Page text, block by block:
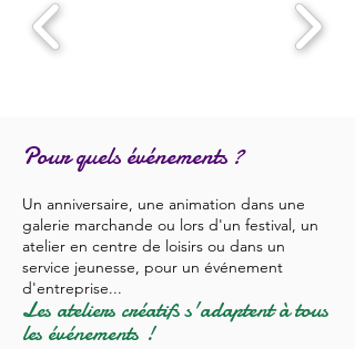
Pour quels événements ?
Un anniversaire, une animation dans une
galerie marchande ou lors d'un festival, un
atelier en centre de loisirs ou dans un
service jeunesse, pour un événement
d'entreprise...
Les ateliers créatifs s'adaptent à tous
les événements !